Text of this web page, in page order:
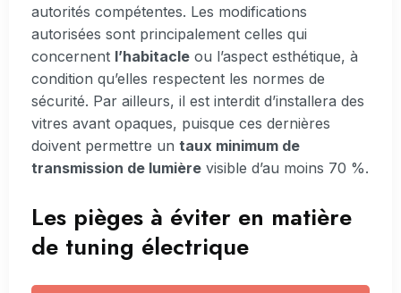
autorités compétentes. Les modifications
autorisées sont principalement celles qui
concernent l’habitacle ou l’aspect esthétique, à
condition qu’elles respectent les normes de
sécurité. Par ailleurs, il est interdit d’installera des
vitres avant opaques, puisque ces dernières
doivent permettre un taux minimum de
transmission de lumière visible d’au moins 70 %.
Les pièges à éviter en matière
de tuning électrique